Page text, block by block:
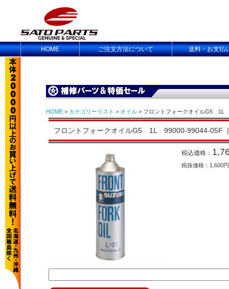
HOME ご注文方法について 送料・お支払
HOME > カテゴリーリスト > オイル > フロントフォークオイルG5 1L
フロントフォークオイルG5 1L 99000-99044-05F
税込価格：
税抜価格：1,600円